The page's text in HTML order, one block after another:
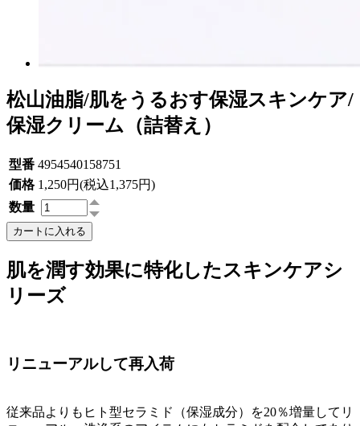
松山油脂/肌をうるおす保湿スキンケア/
保湿クリーム（詰替え）
型番 4954540158751
価格 1,250円(税込1,375円)
数量
カートに入れる
肌を潤す効果に特化したスキンケアシ
リーズ
リニューアルして再入荷
従来品よりもヒト型セラミド（保湿成分）を20％増量してリ